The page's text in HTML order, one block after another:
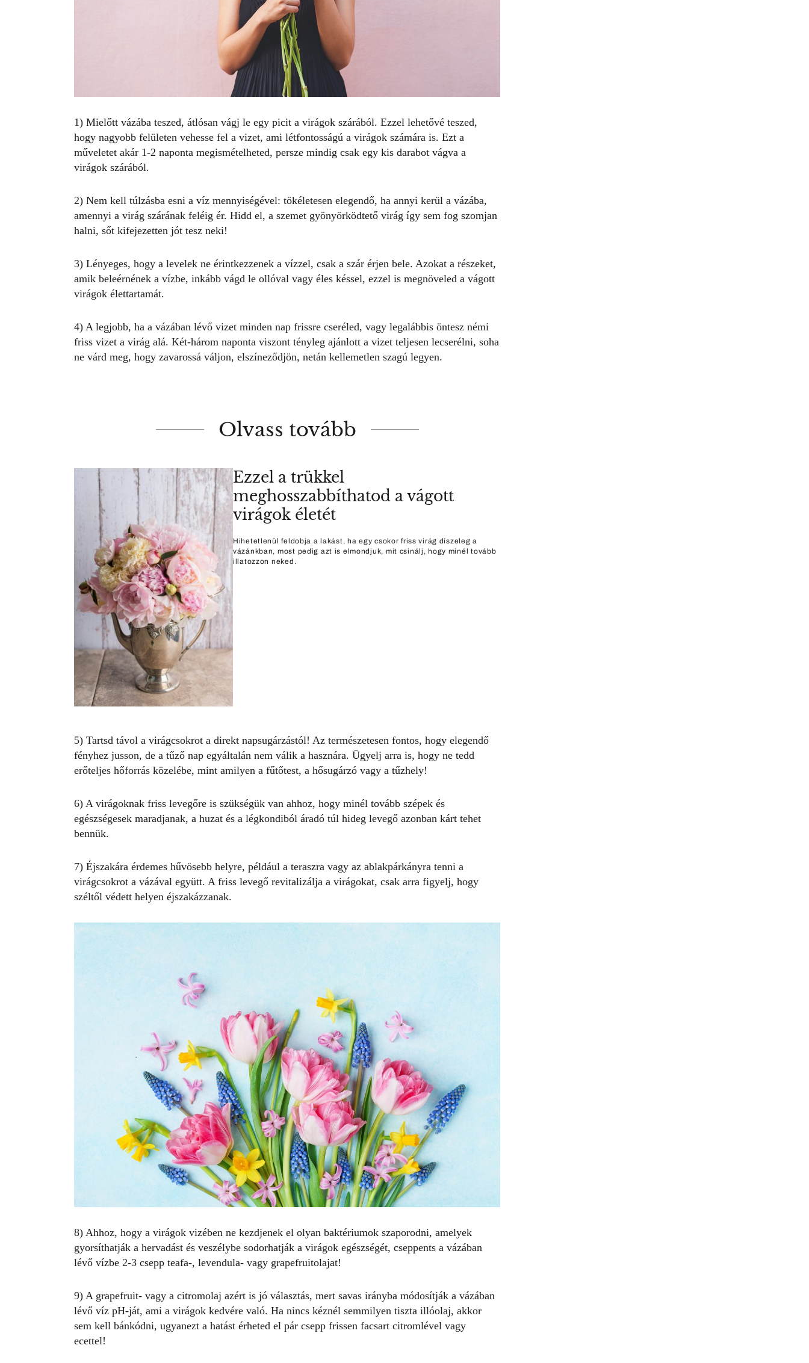
1) Mielőtt vázába teszed, átlósan vágj le egy picit a virágok szárából. Ezzel lehetővé teszed,
hogy nagyobb felületen vehesse fel a vizet, ami létfontosságú a virágok számára is. Ezt a
műveletet akár 1-2 naponta megismételheted, persze mindig csak egy kis darabot vágva a
virágok szárából.
2) Nem kell túlzásba esni a víz mennyiségével: tökéletesen elegendő, ha annyi kerül a vázába,
amennyi a virág szárának feléig ér. Hidd el, a szemet gyönyörködtető virág így sem fog szomjan
halni, sőt kifejezetten jót tesz neki!
3) Lényeges, hogy a levelek ne érintkezzenek a vízzel, csak a szár érjen bele. Azokat a részeket,
amik beleérnének a vízbe, inkább vágd le ollóval vagy éles késsel, ezzel is megnöveled a vágott
virágok élettartamát.
4) A legjobb, ha a vázában lévő vizet minden nap frissre cseréled, vagy legalábbis öntesz némi
friss vizet a virág alá. Két-három naponta viszont tényleg ajánlott a vizet teljesen lecserélni, soha
ne várd meg, hogy zavarossá váljon, elszíneződjön, netán kellemetlen szagú legyen.
Olvass tovább
Ezzel a trükkel
meghosszabbíthatod a vágott
virágok életét
Hihetetlenül feldobja a lakást, ha egy csokor friss virág díszeleg a
vázánkban, most pedig azt is elmondjuk, mit csinálj, hogy minél tovább
illatozzon neked.
5) Tartsd távol a virágcsokrot a direkt napsugárzástól! Az természetesen fontos, hogy elegendő
fényhez jusson, de a tűző nap egyáltalán nem válik a hasznára. Ügyelj arra is, hogy ne tedd
erőteljes hőforrás közelébe, mint amilyen a fűtőtest, a hősugárzó vagy a tűzhely!
6) A virágoknak friss levegőre is szükségük van ahhoz, hogy minél tovább szépek és
egészségesek maradjanak, a huzat és a légkondiból áradó túl hideg levegő azonban kárt tehet
bennük.
7) Éjszakára érdemes hűvösebb helyre, például a teraszra vagy az ablakpárkányra tenni a
virágcsokrot a vázával együtt. A friss levegő revitalizálja a virágokat, csak arra figyelj, hogy
széltől védett helyen éjszakázzanak.
8) Ahhoz, hogy a virágok vizében ne kezdjenek el olyan baktériumok szaporodni, amelyek
gyorsíthatják a hervadást és veszélybe sodorhatják a virágok egészségét, cseppents a vázában
lévő vízbe 2-3 csepp teafa-, levendula- vagy grapefruitolajat!
9) A grapefruit- vagy a citromolaj azért is jó választás, mert savas irányba módosítják a vázában
lévő víz pH-ját, ami a virágok kedvére való. Ha nincs kéznél semmilyen tiszta illóolaj, akkor
sem kell bánkódni, ugyanezt a hatást érheted el pár csepp frissen facsart citromlével vagy
ecettel!